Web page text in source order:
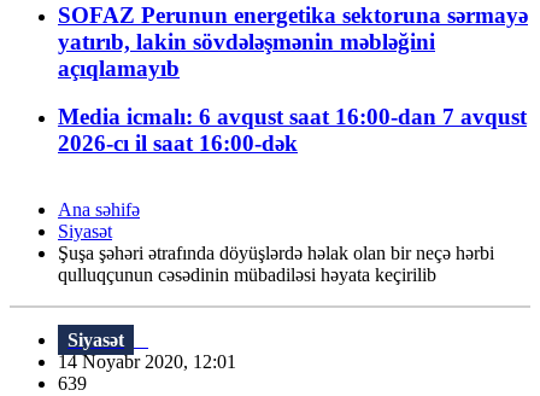
SOFAZ Perunun energetika sektoruna sərmayə
yatırıb, lakin sövdələşmənin məbləğini
açıqlamayıb
Media icmalı: 6 avqust saat 16:00-dan 7 avqust
2026-cı il saat 16:00-dək
Ana səhifə
Siyasət
Şuşa şəhəri ətrafında döyüşlərdə həlak olan bir neçə hərbi
qulluqçunun cəsədinin mübadiləsi həyata keçirilib
Siyasət
14 Noyabr 2020, 12:01
639